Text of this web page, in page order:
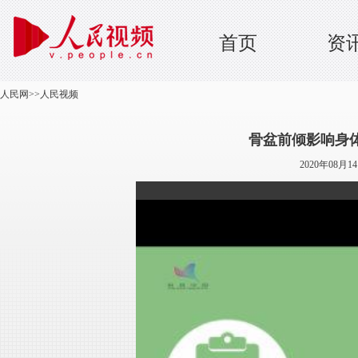
首页 资
人民网>> 人民视频
骨盆前倾影响身
2020年08月